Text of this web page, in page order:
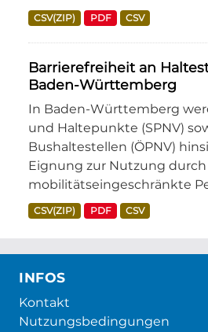
CSV(ZIP) PDF CSV
Barrierefreiheit an
Baden-Württemberg
In Baden-Württemberg
und Haltepunkte (SPNV)
Bushaltestellen (ÖPNV)
Eignung zur Nutzung durch
mobilitätseingeschränkte
CSV(ZIP) PDF CSV
INFOS
Kontakt
Nutzungsbedingungen